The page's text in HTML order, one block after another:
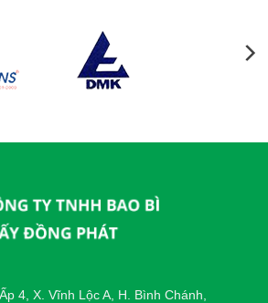
4, X. Vĩnh Lộc A, H. Bình Chánh,